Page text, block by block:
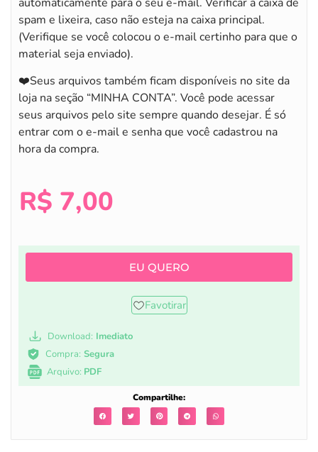
spam e lixeira, caso não esteja na caixa principal.
(Verifique se você colocou o e-mail certinho para que o
material seja enviado).
❤️Seus arquivos também ficam disponíveis no site da
loja na seção “MINHA CONTA”. Você pode acessar
seus arquivos pelo site sempre quando desejar. É só
entrar com o e-mail e senha que você cadastrou na
hora da compra.
R$ 7,00
EU QUERO
Favotirar
Download: Imediato
Compra: Segura
Arquivo: PDF
Compartilhe: